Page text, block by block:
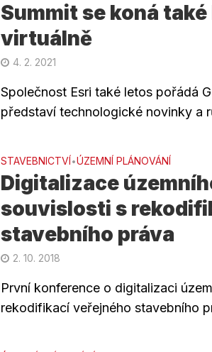
Summit se koná
virtuálně
4. 2. 2021
Společnost Esri také letos pořádá
představí technologické novinky a
STAVEBNICTVÍ•ÚZEMNÍ PLÁNOVÁNÍ
Digitalizace
souvislosti s
stavebního práva
2. 10. 2018
První konference o digitalizaci
rekodifikací veřejného stavebního